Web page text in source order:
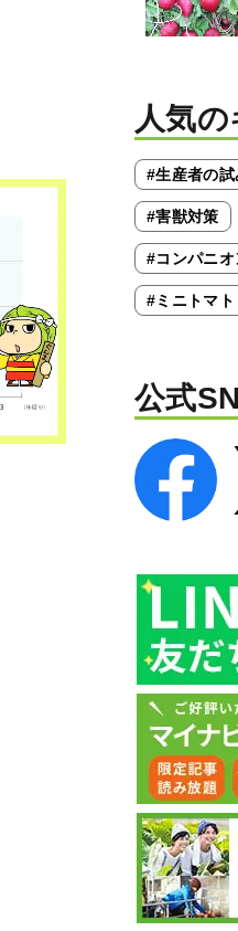
人気
#生産者の試
#害獣対策
#コンパニオ
#ミニトマト
公式